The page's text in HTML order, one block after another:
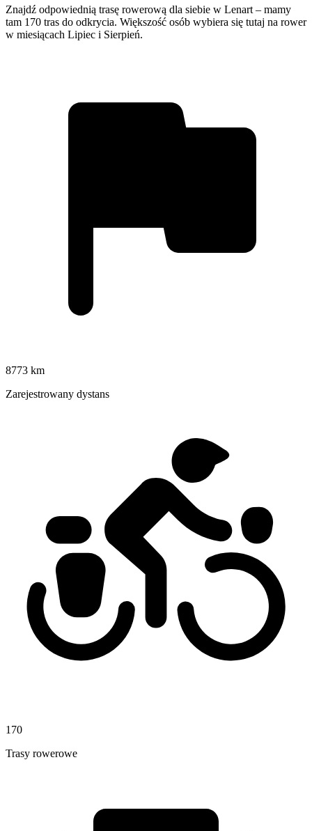
Znajdź odpowiednią trasę rowerową dla siebie w Lenart – mamy
tam 170 tras do odkrycia. Większość osób wybiera się tutaj na rower
w miesiącach Lipiec i Sierpień.
8773 km
Zarejestrowany dystans
170
Trasy rowerowe